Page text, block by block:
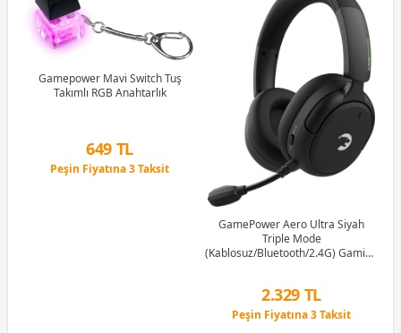
Gamepower Mavi Switch Tuş
Takımlı RGB Anahtarlık
649 TL
Peşin Fiyatına 3 Taksit
GamePower Aero Ultra Siyah
Triple Mode
(Kablosuz/Bluetooth/2.4G) Gaming
2.329 TL
Peşin Fiyatına 3 Taksit